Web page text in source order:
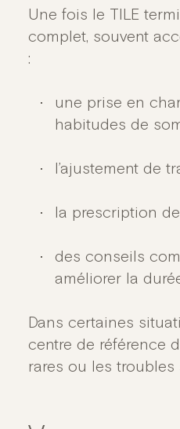
Une fois le TILE
complet, souvent
:
une prise en
habitudes de
l’ajustement de
la prescription
des conseils
améliorer la
Dans certaines
centre de référence
rares ou les troubles